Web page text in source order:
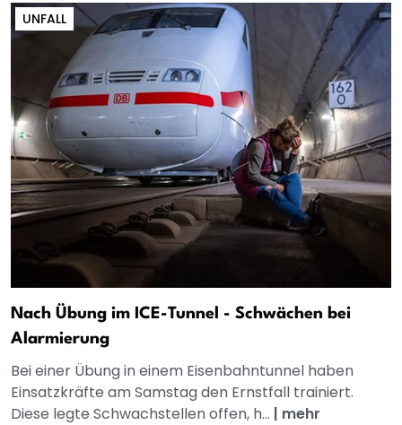
UNFALL
Nach Übung im ICE-Tunnel - Schwächen bei
Alarmierung
Bei einer Übung in einem Eisenbahntunnel haben
Einsatzkräfte am Samstag den Ernstfall trainiert.
Diese legte Schwachstellen offen, h... | mehr